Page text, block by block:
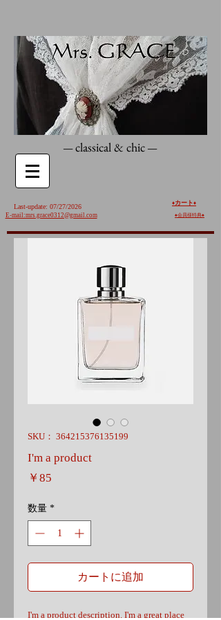
—classical & chic—
Last-update: 07/27/2026
E-mail:mrs.grace0312@gmail.com
♦️カート ♦️
♠︎会員様特典♠︎
SKU： 364215376135199
I'm a product
￥85
数量 *
カートに追加
I'm a product description. I'm a great place